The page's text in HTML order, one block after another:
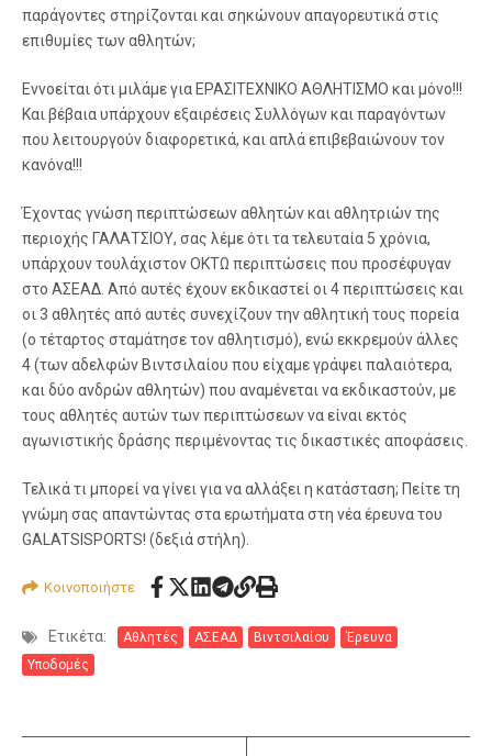
παράγοντες στηρίζονται και σηκώνουν απαγορευτικά στις
επιθυμίες των αθλητών;
Εννοείται ότι μιλάμε για ΕΡΑΣΙΤΕΧΝΙΚΟ ΑΘΛΗΤΙΣΜΟ και μόνο!!!
Και βέβαια υπάρχουν εξαιρέσεις Συλλόγων και παραγόντων
που λειτουργούν διαφορετικά, και απλά επιβεβαιώνουν τον
κανόνα!!!
Έχοντας γνώση περιπτώσεων αθλητών και αθλητριών της
περιοχής ΓΑΛΑΤΣΙΟΥ, σας λέμε ότι τα τελευταία 5 χρόνια,
υπάρχουν τουλάχιστον ΟΚΤΩ περιπτώσεις που προσέφυγαν
στο ΑΣΕΑΔ. Από αυτές έχουν εκδικαστεί οι 4 περιπτώσεις και
οι 3 αθλητές από αυτές συνεχίζουν την αθλητική τους πορεία
(ο τέταρτος σταμάτησε τον αθλητισμό), ενώ εκκρεμούν άλλες
4 (των αδελφών Βιντσιλαίου που είχαμε γράψει παλαιότερα,
και δύο ανδρών αθλητών) που αναμένεται να εκδικαστούν, με
τους αθλητές αυτών των περιπτώσεων να είναι εκτός
αγωνιστικής δράσης περιμένοντας τις δικαστικές αποφάσεις.
Τελικά τι μπορεί να γίνει για να αλλάξει η κατάσταση; Πείτε τη
γνώμη σας απαντώντας στα ερωτήματα στη νέα έρευνα του
GALATSISPORTS! (δεξιά στήλη).
Κοινοποιήστε
Ετικέτα: Αθλητές ΑΣΕΑΔ Βιντσιλαίου
Έρευνα
Υποδομές